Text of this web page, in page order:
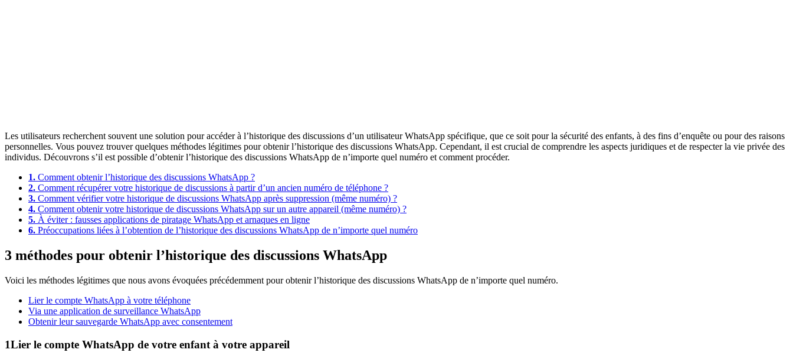
Les utilisateurs recherchent souvent une solution pour accéder à l’historique des discussions d’un utilisateur WhatsApp spécifique, que ce soit pour la sécurité des enfants, à des fins d’enquête ou pour des raisons
personnelles. Vous pouvez trouver quelques méthodes légitimes pour obtenir l’historique des discussions WhatsApp. Cependant, il est crucial de comprendre les aspects juridiques et de respecter la vie privée des
individus. Découvrons s’il est possible d’obtenir l’historique des discussions WhatsApp de n’importe quel numéro et comment procéder.
1. Comment obtenir l’historique des discussions WhatsApp ?
2. Comment récupérer votre historique de discussions à partir d’un ancien numéro de téléphone ?
3. Comment vérifier votre historique de discussions WhatsApp après suppression (même numéro) ?
4. Comment obtenir votre historique de discussions WhatsApp sur un autre appareil (même numéro) ?
5. À éviter : fausses applications de piratage WhatsApp et arnaques en ligne
6. Préoccupations liées à l’obtention de l’historique des discussions WhatsApp de n’importe quel numéro
3 méthodes pour obtenir l’historique des discussions WhatsApp
Voici les méthodes légitimes que nous avons évoquées précédemment pour obtenir l’historique des discussions WhatsApp de n’importe quel numéro.
Lier le compte WhatsApp à votre téléphone
Via une application de surveillance WhatsApp
Obtenir leur sauvegarde WhatsApp avec consentement
1Lier le compte WhatsApp de votre enfant à votre appareil